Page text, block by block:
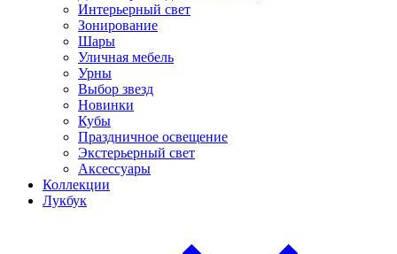
Интерьерный свет
Зонирование
Шары
Уличная мебель
Урны
Выбор звезд
Новинки
Кубы
Праздничное освещение
Экстерьерный свет
Аксессуары
Коллекции
Лукбук